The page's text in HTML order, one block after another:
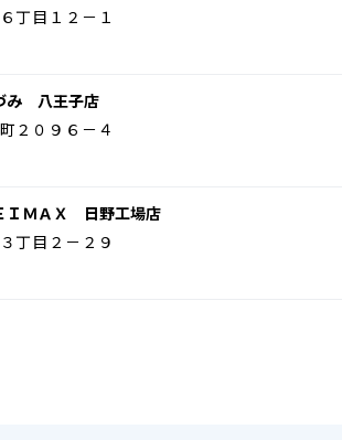
丁目１２－１
み 八王子店
２０９６－４
ＩＭＡＸ 日野工場店
丁目２－２９